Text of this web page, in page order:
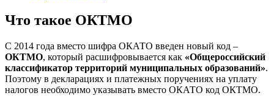
Что такое ОКТМО
С 2014 года вместо шифра ОКАТО введен новый код –
ОКТМО, который расшифровывается как «Общероссийский
классификатор территорий муниципальных образований».
Поэтому в декларациях и платежных поручениях на уплату
налогов необходимо указывать вместо ОКАТО код ОКТМО.